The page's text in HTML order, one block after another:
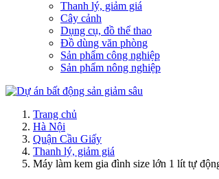
Thanh lý, giảm giá
Cây cảnh
Dụng cụ, đồ thể thao
Đồ dùng văn phòng
Sản phẩm công nghiệp
Sản phẩm nông nghiệp
Trang chủ
Hà Nội
Quận Cầu Giấy
Thanh lý, giảm giá
Máy làm kem gia đình size lớn 1 lít tự